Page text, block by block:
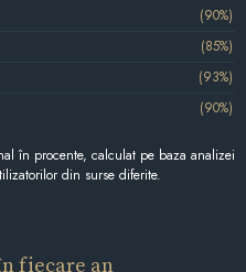
(90%)
(85%)
(93%)
(90%)
în procente, calculat pe baza analizei
din surse diferite.
fiecare an